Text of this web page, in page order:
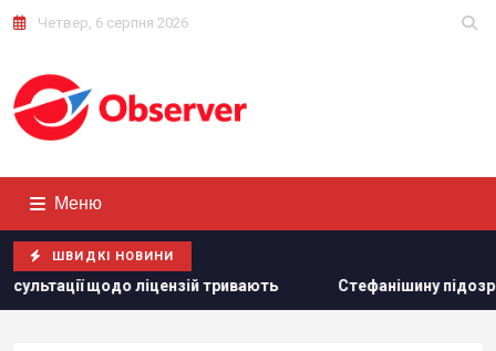
Четвер, 6 серпня 2026
Меню
ШВИДКІ НОВИНИ
Стефанішину підозрюють в незаконному